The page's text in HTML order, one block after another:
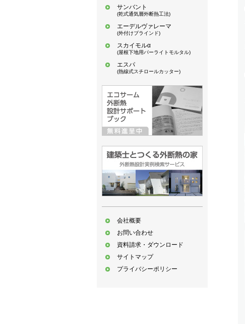
サンバント
(乾式通気層外断熱工法)
エーデルヴァレーマ
(外付けブラインド)
スカイモルα
(屋根下地用パーライトモルタル)
エスパ
(熱線式スチロールカッター)
会社概要
お問い合わせ
資料請求・ダウンロード
サイトマップ
プライバシーポリシー